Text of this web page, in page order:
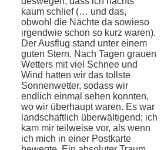
kaum schlief (… und das,
obwohl die Nächte da sowieso
irgendwie schon so kurz waren).
Der Ausflug stand unter einem
guten Stern. Nach Tagen grauen
Wetters mit viel Schnee und
Wind hatten wir das tollste
Sonnenwetter, sodass wir
endlich einmal sehen konnten,
wo wir überhaupt waren. Es war
landschaftlich überwältigend; ich
kam mir teilweise vor, als wenn
ich mich in einer Postkarte